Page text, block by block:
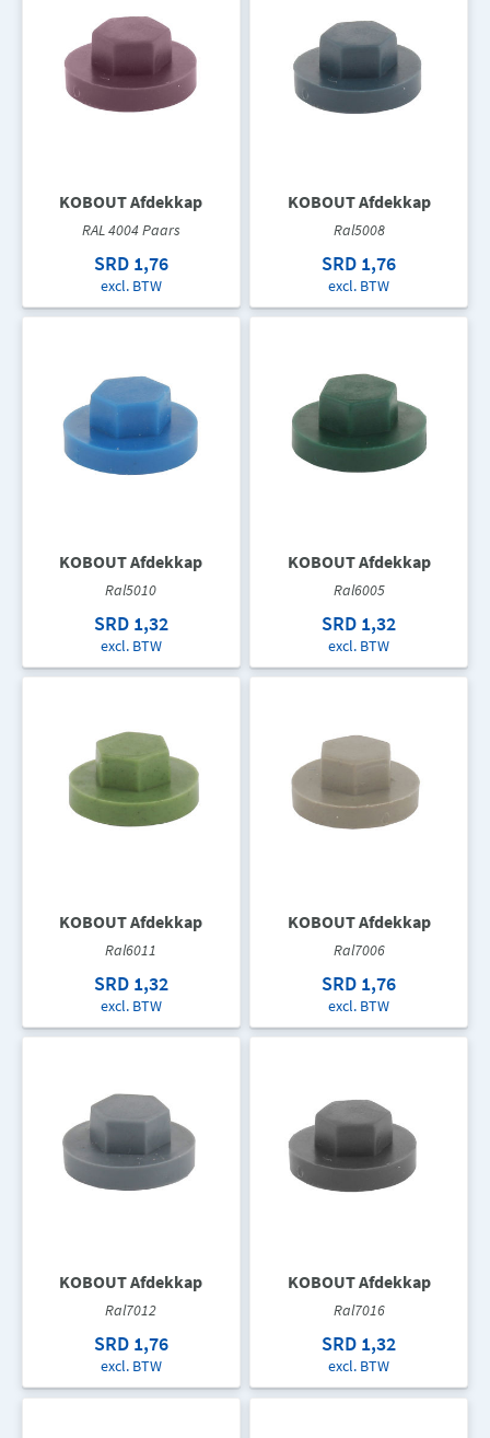
KOBOUT Afdekkap
RAL 4004 Paars
SRD 1,76
excl. BTW
KOBOUT Afdekkap
Ral5008
SRD 1,76
excl. BTW
KOBOUT Afdekkap
Ral5010
SRD 1,32
excl. BTW
KOBOUT Afdekkap
Ral6005
SRD 1,32
excl. BTW
KOBOUT Afdekkap
Ral6011
SRD 1,32
excl. BTW
KOBOUT Afdekkap
Ral7006
SRD 1,76
excl. BTW
KOBOUT Afdekkap
Ral7012
SRD 1,76
excl. BTW
KOBOUT Afdekkap
Ral7016
SRD 1,32
excl. BTW